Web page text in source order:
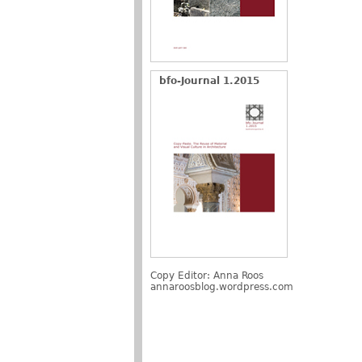
bfo-Journal 1.2015
Copy Editor: Anna Roos
annaroosblog.wordpress.com